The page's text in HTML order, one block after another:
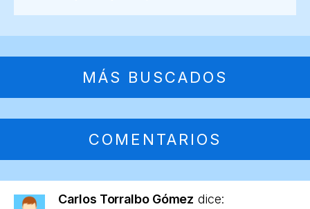
MÁS BUSCADOS
COMENTARIOS
Carlos Torralbo Gómez dice: